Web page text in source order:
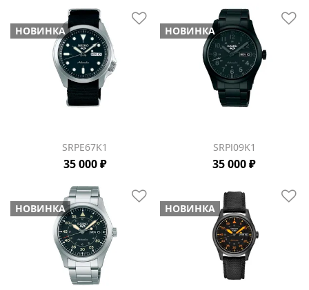
НОВИНКА
SRPE67K1
35 000 ₽
НОВИНКА
SRPJ09K1
35 000 ₽
НОВИНКА НОВИНКА